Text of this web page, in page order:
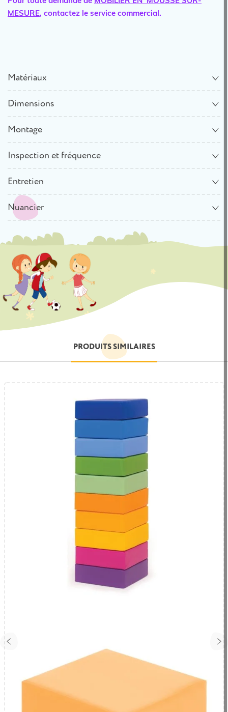
MESURE, contactez le service commercial.
Matériaux
Dimensions
Montage
Inspection et fréquence
Entretien
Nuancier
PRODUITS SIMILAIRES